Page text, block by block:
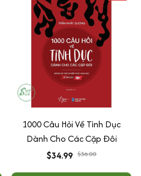
1000 Câu Hỏi Về Tình Dục
Dành Cho Các Cặp Đôi
$34.99 $36.00